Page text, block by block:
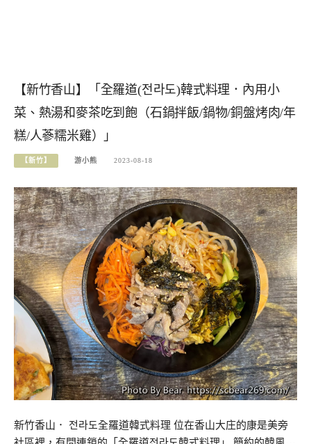
【新竹香山】「全羅道(전라도)韓式料理．內用小
菜、熱湯和麥茶吃到飽（石鍋拌飯/鍋物/銅盤烤肉/年
糕/人蔘糯米雞）」
【新竹】 游小熊 2023-08-18
新竹香山． 전라도全羅道韓式料理 位在香山大庄的康是美旁